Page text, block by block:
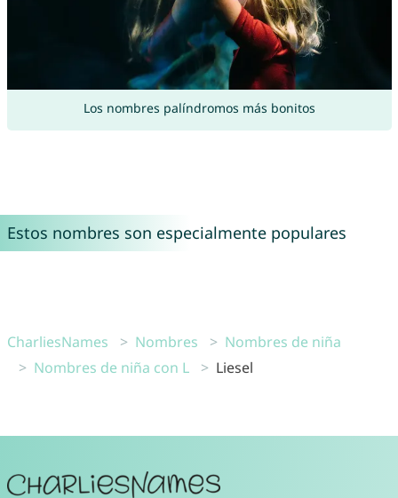
Los nombres palíndromos más bonitos
Estos nombres son especialmente populares
CharliesNames Nombres
Nombres de niña
Nombres de niña con L
Liesel